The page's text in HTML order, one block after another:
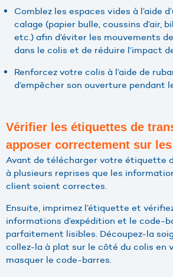
Comblez les espaces vides à l’aide
calage (papier bulle, coussins d’air,
etc.) afin d’éviter les mouvements
dans le colis et de réduire l’impact
Renforcez votre colis à l’aide de
d’empêcher son ouverture pendant
Vérifier les étiquettes de
apposer correctement sur
Avant de télécharger votre étiquette
à plusieurs reprises que les
client soient correctes.
Ensuite, imprimez l’étiquette et
informations d’expédition et le code-
parfaitement lisibles. Découpez-la
collez-la à plat sur le côté du colis en
masquer le code-barres.